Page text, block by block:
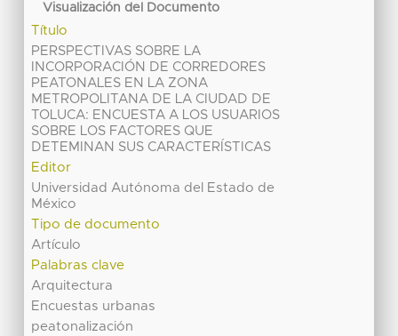
Visualización del Documento
Título
PERSPECTIVAS SOBRE LA
INCORPORACIÓN DE CORREDORES
PEATONALES EN LA ZONA
METROPOLITANA DE LA CIUDAD DE
TOLUCA: ENCUESTA A LOS USUARIOS
SOBRE LOS FACTORES QUE
DETEMINAN SUS CARACTERÍSTICAS
Editor
Universidad Autónoma del Estado de
México
Tipo de documento
Artículo
Palabras clave
Arquitectura
Encuestas urbanas
peatonalización